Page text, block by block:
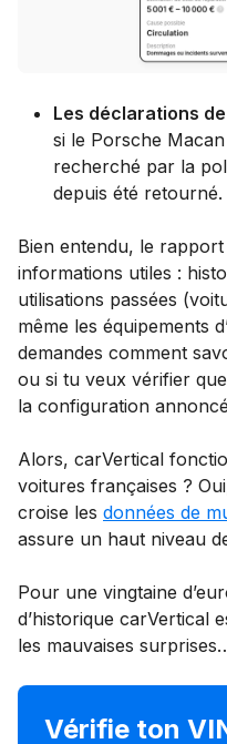
Les déclarations
si le Porsche
recherché par la
depuis été retourné.
Bien entendu, le
informations utiles :
utilisations passées
même les équipements
demandes comment
ou si tu veux vérifier
la configuration
Alors, carVertical
voitures françaises ?
croise les données de
assure un haut niveau
Pour une vingtaine
d’historique carVertical
les mauvaises
Vérifie ton